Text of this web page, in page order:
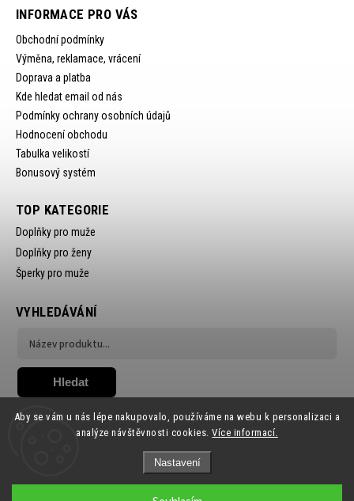
Aby se vám u nás lépe nakupovalo, používáme na webu k personalizaci a
analýze návštěvnosti cookies.Více informací.
Nastavení
INFORMACE PRO VÁS
Obchodní podmínky
Výměna, reklamace, vrácení
Doprava a platba
Kde hledat email od nás
Podmínky ochrany osobních údajů
Hodnocení obchodu
Tabulka velikostí
Bonusový systém
TOP KATEGORIE
Doplňky pro muže
Doplňky pro ženy
Šperky pro muže
VYHLEDÁVÁNÍ
Hledat
Ewena.CZ. Všechna práva vyhrazena.